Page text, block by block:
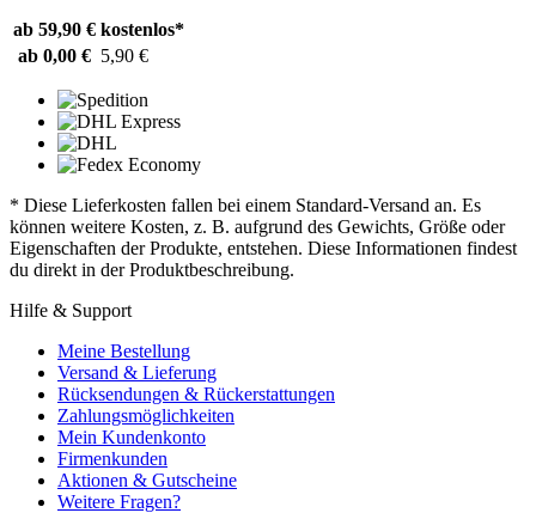
ab 59,90 € kostenlos*
ab 0,00 € 5,90 €
* Diese Lieferkosten fallen bei einem Standard-Versand an. Es
können weitere Kosten, z. B. aufgrund des Gewichts, Größe oder
Eigenschaften der Produkte, entstehen. Diese Informationen findest
du direkt in der Produktbeschreibung.
Hilfe & Support
Meine Bestellung
Versand & Lieferung
Rücksendungen & Rückerstattungen
Zahlungsmöglichkeiten
Mein Kundenkonto
Firmenkunden
Aktionen & Gutscheine
Weitere Fragen?